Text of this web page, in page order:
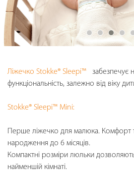
Ліжечко Stokke® Sleepi™ забезпечує
функціональність, залежно від віку
Stokke® Sleepi™ Mini:
Перше ліжечко для малюка. Комфорт
народження до 6 місяців.
Компактні розміри люльки дозволяють
найменшій кімнаті.